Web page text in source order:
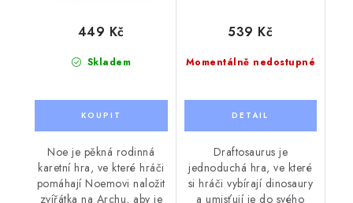
Skladem
449 Kč
Noe je pěkná rodinná
karetní hra, ve které hráči
pomáhají Noemovi naložit
zvířátka na Archu, aby je
Momentálně nedostupné
539 Kč
Draftosaurus je
jednoduchá hra, ve které
si hráči vybírají dinosaury
a umisťují je do svého